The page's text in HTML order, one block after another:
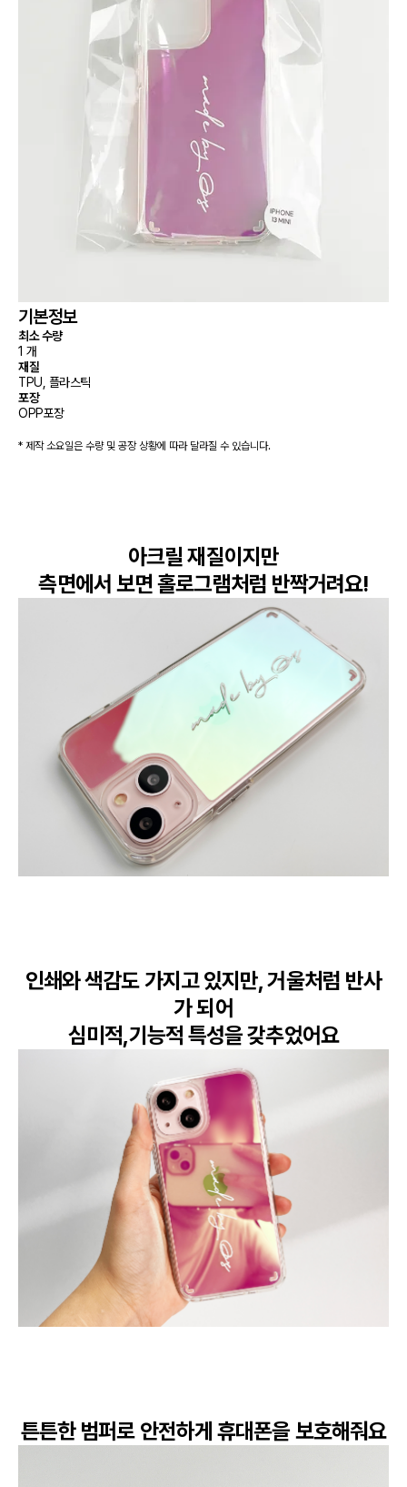
기본정보
최소 수량
1 개
재질
TPU, 플라스틱
포장
OPP포장
* 제작 소요일은 수량 및 공장 상황에 따라 달라질 수 있습니다.
아크릴 재질이지만
측면에서 보면 홀로그램처럼 반짝거려요!
인쇄와 색감도 가지고 있지만, 거울처럼 반사
가 되어
심미적,기능적 특성을 갖추었어요
튼튼한 범퍼로 안전하게 휴대폰을 보호해줘요